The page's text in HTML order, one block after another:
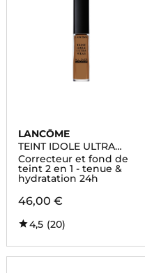
LANCÔME
TEINT IDOLE ULTRA
WEAR
Correcteur et fond de
teint 2 en 1 - tenue &
hydratation 24h
46,00 €
4,5 (20)